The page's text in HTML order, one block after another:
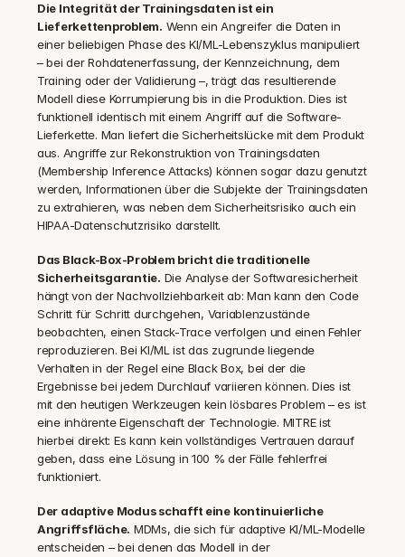
Die Integrität der Trainingsdaten ist ein
Lieferkettenproblem. Wenn ein Angreifer die Daten in
einer beliebigen Phase des KI/ML-Lebenszyklus manipuliert
– bei der Rohdatenerfassung, der Kennzeichnung, dem
Training oder der Validierung –, trägt das resultierende
Modell diese Korrumpierung bis in die Produktion. Dies ist
funktionell identisch mit einem Angriff auf die Software-
Lieferkette. Man liefert die Sicherheitslücke mit dem Produkt
aus. Angriffe zur Rekonstruktion von Trainingsdaten
(Membership Inference Attacks) können sogar dazu genutzt
werden, Informationen über die Subjekte der Trainingsdaten
zu extrahieren, was neben dem Sicherheitsrisiko auch ein
HIPAA-Datenschutzrisiko darstellt.
Das Black-Box-Problem bricht die traditionelle
Sicherheitsgarantie. Die Analyse der Softwaresicherheit
hängt von der Nachvollziehbarkeit ab: Man kann den Code
Schritt für Schritt durchgehen, Variablenzustände
beobachten, einen Stack-Trace verfolgen und einen Fehler
reproduzieren. Bei KI/ML ist das zugrunde liegende
Verhalten in der Regel eine Black Box, bei der die
Ergebnisse bei jedem Durchlauf variieren können. Dies ist
mit den heutigen Werkzeugen kein lösbares Problem – es ist
eine inhärente Eigenschaft der Technologie. MITRE ist
hierbei direkt: Es kann kein vollständiges Vertrauen darauf
geben, dass eine Lösung in 100 % der Fälle fehlerfrei
funktioniert.
Der adaptive Modus schafft eine kontinuierliche
Angriffsfläche. MDMs, die sich für adaptive KI/ML-Modelle
entscheiden – bei denen das Modell in der